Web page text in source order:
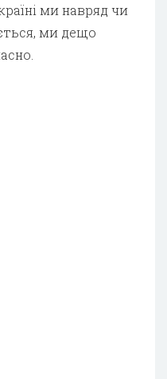
ми навряд чи
ми дещо